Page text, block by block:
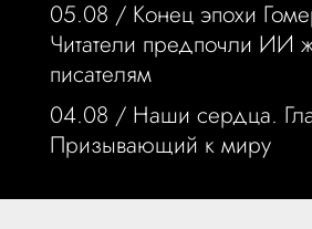
05.08 / Конец эпохи
Читатели предпочли ИИ
писателям
04.08 / Наши сердца.
Призывающий к миру